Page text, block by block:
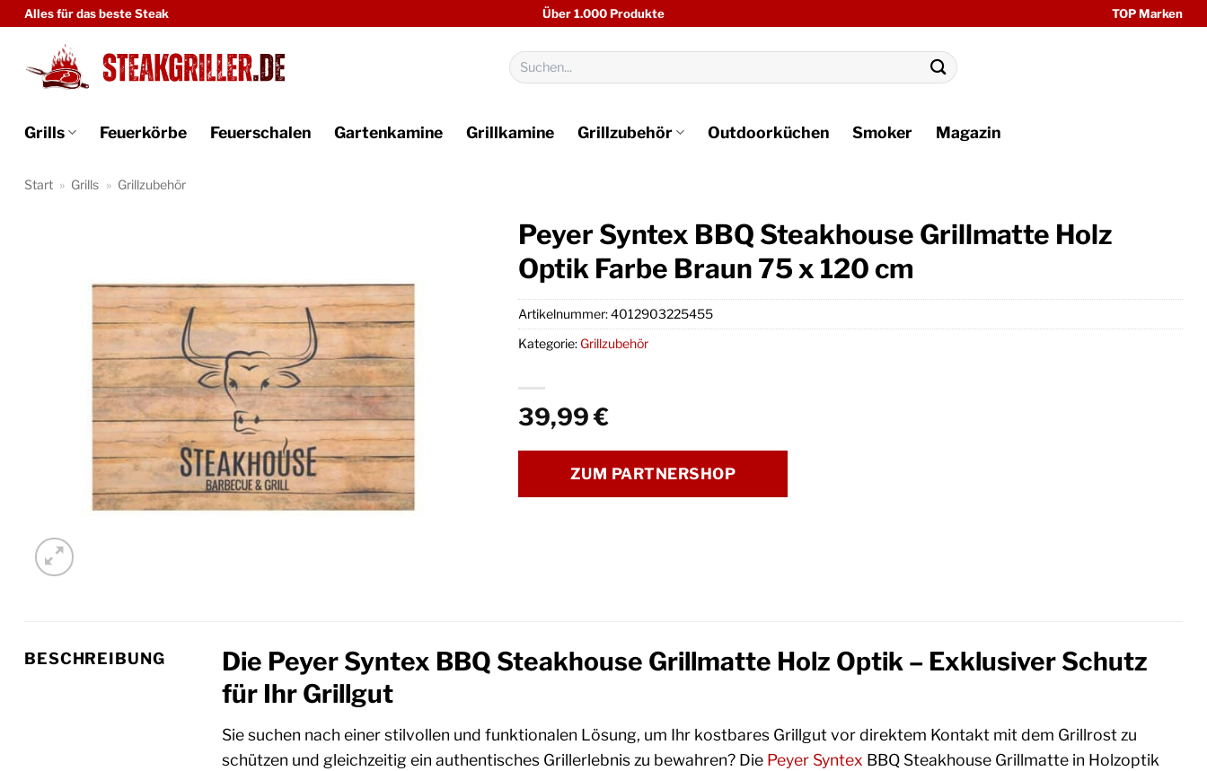
Zum
springen
Alles für das beste Steak Über 1.000 Produkte TOP Marken
Suchen
nach:
Grills Feuerkörbe Feuerschalen Gartenkamine Grillkamine Grillzubehör Outdoorküchen Smoker Magazin
Start » Grills » Grillzubehör
Peyer Syntex BBQ Steakhouse Grillmatte Holz
Optik Farbe Braun 75 x 120 cm
39,99€
ZUM PARTNERSHOP
Artikelnummer:4012903225455
Kategorie: Grillzubehör
BESCHREIBUNG
Die Peyer Syntex BBQ Steakhouse Grillmatte Holz Optik – Exklusiver Schutz
für Ihr Grillgut
Sie suchen nach einer stilvollen und funktionalen Lösung, um Ihr kostbares Grillgut vor direktem Kontakt mit dem Grillrost zu
schützen und gleichzeitig ein authentisches Grillerlebnis zu bewahren? Die Peyer Syntex BBQ Steakhouse Grillmatte in Holzoptik